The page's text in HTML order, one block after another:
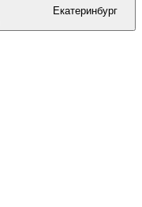
Екатеринбург